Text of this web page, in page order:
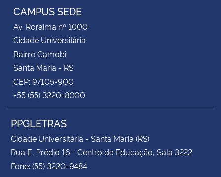
CAMPUS SEDE
Av. Roraima nº 1000
Cidade Universitária
Bairro Camobi
Santa Maria - RS
CEP: 97105-900
+55 (55) 3220-8000
PPGLETRAS
Cidade Universitária - Santa Maria (RS)
Rua E, Prédio 16 - Centro de Educação, Sala 3222
Fone: (55) 3220-9484